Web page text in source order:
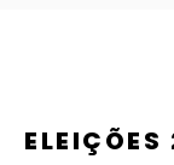
ELEIÇÕES